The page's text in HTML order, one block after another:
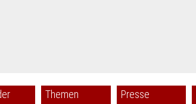
Themen Presse